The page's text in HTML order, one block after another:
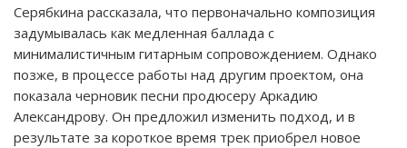
Серябкина рассказала, что первоначально композиция
задумывалась как медленная баллада с
минималистичным гитарным сопровождением. Однако
позже, в процессе работы над другим проектом, она
показала черновик песни продюсеру Аркадию
Александрову. Он предложил изменить подход, и в
результате за короткое время трек приобрел новое